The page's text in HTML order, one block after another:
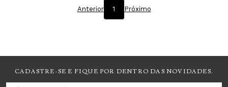
Anterior 1 Próximo
CADASTRE-SE E FIQUE POR DENTRO DAS NOVIDADES.